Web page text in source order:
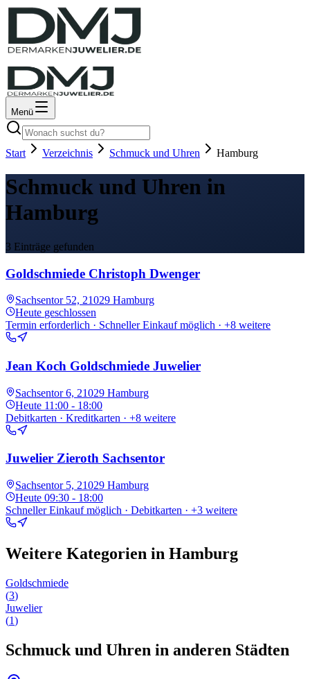
Menü
Start Verzeichnis Schmuck und Uhren Hamburg
Schmuck und Uhren in
Hamburg
3 Einträge gefunden
Goldschmiede Christoph Dwenger
Sachsentor 52, 21029 Hamburg
Heute geschlossen
Termin erforderlich · Schneller Einkauf möglich · +8 weitere
Jean Koch Goldschmiede Juwelier
Sachsentor 6, 21029 Hamburg
Heute 11:00 - 18:00
Debitkarten · Kreditkarten · +8 weitere
Juwelier Zieroth Sachsentor
Sachsentor 5, 21029 Hamburg
Heute 09:30 - 18:00
Schneller Einkauf möglich · Debitkarten · +3 weitere
Weitere Kategorien in Hamburg
Goldschmiede
(3)
Juwelier
(1)
Schmuck und Uhren in anderen Städten